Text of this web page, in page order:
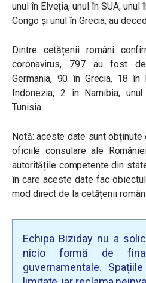
unul în Elveția, unul în SUA,
Congo și unul în Grecia, au
Dintre cetățenii români
coronavirus, 797 au fost
Germania, 90 în Grecia, 18
Indonezia, 2 în Namibia,
Tunisia.
Notă: aceste date sunt
oficiile consulare ale
autoritățile competente din
în care aceste date fac
mod direct de la cetățenii
Echipa Biziday nu a
nicio formă de
guvernamentale.